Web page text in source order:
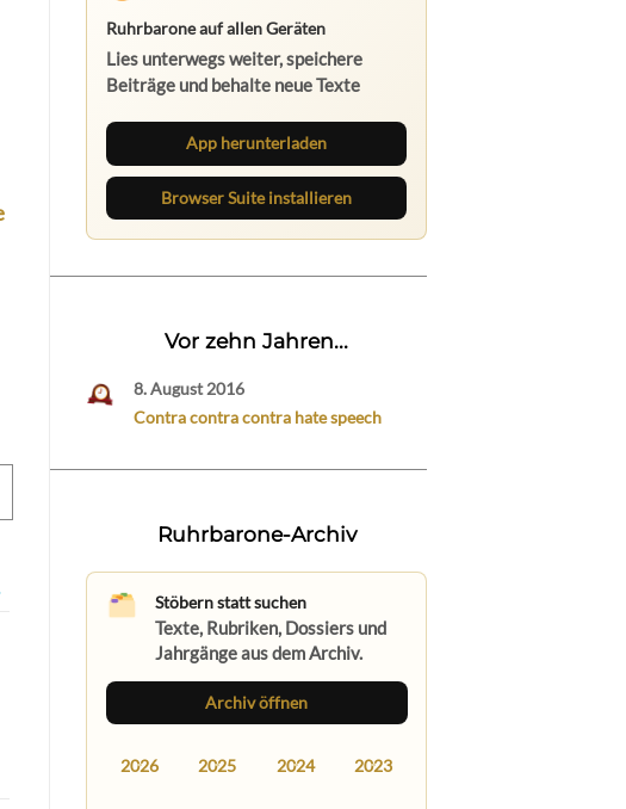
Ruhrbarone auf allen Geräten
Lies unterwegs weiter, speichere
Beiträge und behalte neue Texte
App herunterladen
Browser Suite installieren
Vor zehn Jahren...
8. August 2016
Contra contra contra hate speech
Ruhrbarone-Archiv
Stöbern statt suchen
Texte, Rubriken, Dossiers und
Jahrgänge aus dem Archiv.
Archiv öffnen
2026 2025 2024 2023